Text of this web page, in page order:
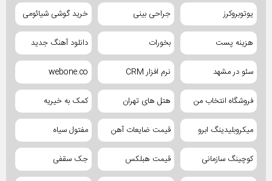
یوتوبروکرز جراحی بینی خرید گوشی شیائومی
هزینه پست بخورات دانلود آهنگ جدید
سئو در مشهد نرم افزار CRM webone.co
فروشگاه انتخاب من هتل های تهران کمک به خیریه
میکروبلیدینگ ابرو قیمت ضایعات آهن مفتول سیاه
کوچینگ سازمانی قیمت هبلکس جک سقفی